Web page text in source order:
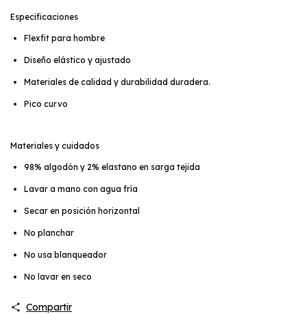
Especificaciones
Flexfit para hombre
Diseño elástico y ajustado
Materiales de calidad y durabilidad duradera.
Pico curvo
Materiales y cuidados
98% algodón y 2% elastano en sarga tejida
Lavar a mano con agua fría
Secar en posición horizontal
No planchar
No usa blanqueador
No lavar en seco
Compartir